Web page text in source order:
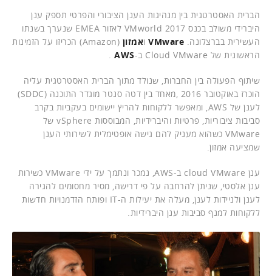
הברית האסטרטגית בין מנהיגות הענן הציבורי והפרטי תספק ענן
היברידי משולב בכנס 2017 VMworld לאזור EMEA שנערך בשנתו
העשירית בברצלונה. VMware ואמזון
(Amazon) הכריזו על הזמינות
הראשונית של Cloud VMware ב-
AWS
.
שיתוף הפעולה בין החברות, שנולד מתוך הברית האסטרטגית עליה
הוכרז באוקטובר 2016 ,מאחד בין דטה סנטר מוגדר התוכנה (SDDC)
לענן של AWS, ומאפשר ללקוחות להריץ יישומים בעקביות בקרב
סביבות ציבוריות, פרטיות והיברידיות, המבוססות vSphere של
VMware כשהוא מעניק להם גישה אופטימלית לשירותי הענן
שמציעה אמזון.
ענן cloud VMware ב-AWS, נמכר ונתמך על ידי VMware כשירות
ענן אלסטי, שניתן להרחבה על פי דרישה, מסיר מחסומים להגירה
לענן ולניידות לענן, מעלה את יעילות ה-IT ופותח הזדמנויות חדשות
ללקוחות למנף סביבות ענן היברידיות.